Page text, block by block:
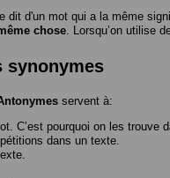
dit d'un mot qui a la même
chose. Lorsqu’on utilise
synonymes
servent à:
C’est pourquoi on les trouve
dans un texte.